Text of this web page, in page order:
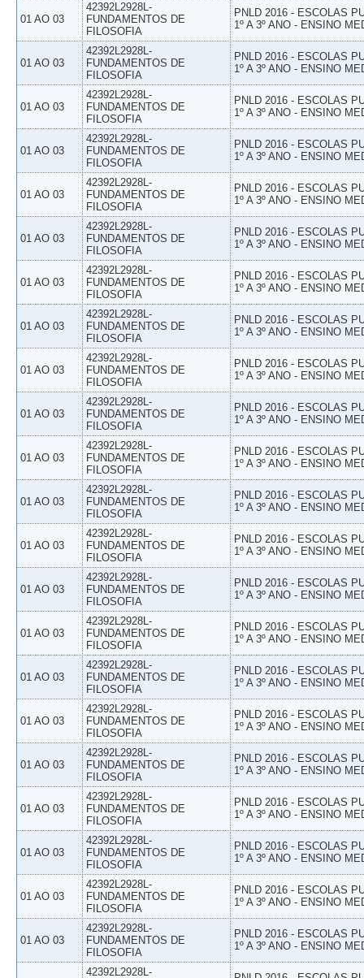
01 AO 03
42392L2928L-
FUNDAMENTOS DE
FILOSOFIA
PNLD 2016 - ESCOLAS
1º A 3º ANO - ENSINO
01 AO 03
42392L2928L-
FUNDAMENTOS DE
FILOSOFIA
PNLD 2016 - ESCOLAS
1º A 3º ANO - ENSINO
01 AO 03
42392L2928L-
FUNDAMENTOS DE
FILOSOFIA
PNLD 2016 - ESCOLAS
1º A 3º ANO - ENSINO
01 AO 03
42392L2928L-
FUNDAMENTOS DE
FILOSOFIA
PNLD 2016 - ESCOLAS
1º A 3º ANO - ENSINO
01 AO 03
42392L2928L-
FUNDAMENTOS DE
FILOSOFIA
PNLD 2016 - ESCOLAS
1º A 3º ANO - ENSINO
01 AO 03
42392L2928L-
FUNDAMENTOS DE
FILOSOFIA
PNLD 2016 - ESCOLAS
1º A 3º ANO - ENSINO
01 AO 03
42392L2928L-
FUNDAMENTOS DE
FILOSOFIA
PNLD 2016 - ESCOLAS
1º A 3º ANO - ENSINO
01 AO 03
42392L2928L-
FUNDAMENTOS DE
FILOSOFIA
PNLD 2016 - ESCOLAS
1º A 3º ANO - ENSINO
01 AO 03
42392L2928L-
FUNDAMENTOS DE
FILOSOFIA
PNLD 2016 - ESCOLAS
1º A 3º ANO - ENSINO
01 AO 03
42392L2928L-
FUNDAMENTOS DE
FILOSOFIA
PNLD 2016 - ESCOLAS
1º A 3º ANO - ENSINO
01 AO 03
42392L2928L-
FUNDAMENTOS DE
FILOSOFIA
PNLD 2016 - ESCOLAS
1º A 3º ANO - ENSINO
01 AO 03
42392L2928L-
FUNDAMENTOS DE
FILOSOFIA
PNLD 2016 - ESCOLAS
1º A 3º ANO - ENSINO
01 AO 03
42392L2928L-
FUNDAMENTOS DE
FILOSOFIA
PNLD 2016 - ESCOLAS
1º A 3º ANO - ENSINO
01 AO 03
42392L2928L-
FUNDAMENTOS DE
FILOSOFIA
PNLD 2016 - ESCOLAS
1º A 3º ANO - ENSINO
01 AO 03
42392L2928L-
FUNDAMENTOS DE
FILOSOFIA
PNLD 2016 - ESCOLAS
1º A 3º ANO - ENSINO
01 AO 03
42392L2928L-
FUNDAMENTOS DE
FILOSOFIA
PNLD 2016 - ESCOLAS
1º A 3º ANO - ENSINO
01 AO 03
42392L2928L-
FUNDAMENTOS DE
FILOSOFIA
PNLD 2016 - ESCOLAS
1º A 3º ANO - ENSINO
01 AO 03
42392L2928L-
FUNDAMENTOS DE
FILOSOFIA
PNLD 2016 - ESCOLAS
1º A 3º ANO - ENSINO
01 AO 03
42392L2928L-
FUNDAMENTOS DE
FILOSOFIA
PNLD 2016 - ESCOLAS
1º A 3º ANO - ENSINO
01 AO 03
42392L2928L-
FUNDAMENTOS DE
FILOSOFIA
PNLD 2016 - ESCOLAS
1º A 3º ANO - ENSINO
01 AO 03
42392L2928L-
FUNDAMENTOS DE
FILOSOFIA
PNLD 2016 - ESCOLAS
1º A 3º ANO - ENSINO
01 AO 03
42392L2928L-
FUNDAMENTOS DE
FILOSOFIA
PNLD 2016 - ESCOLAS
1º A 3º ANO - ENSINO
42392L2928L-